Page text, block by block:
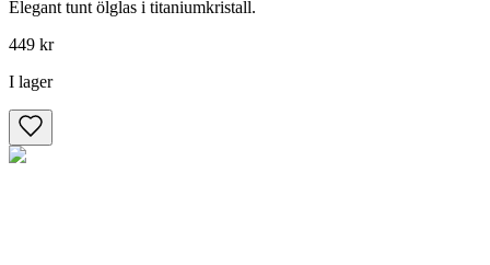
Elegant tunt ölglas i titaniumkristall.
449 kr
I lager